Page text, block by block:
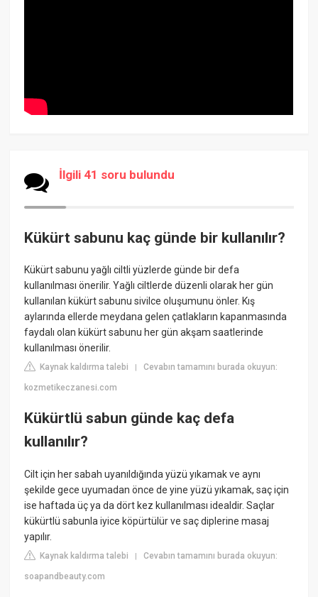
İlgili 41 soru bulundu
Kükürt sabunu kaç günde bir kullanılır?
Kükürt sabunu yağlı ciltli yüzlerde günde bir defa
kullanılması önerilir. Yağlı ciltlerde düzenli olarak her gün
kullanılan kükürt sabunu sivilce oluşumunu önler. Kış
aylarında ellerde meydana gelen çatlakların kapanmasında
faydalı olan kükürt sabunu her gün akşam saatlerinde
kullanılması önerilir.
Kaynak kaldırma talebi |Cevabın tamamını burada okuyun:
kozmetikeczanesi.com
Kükürtlü sabun günde kaç defa
kullanılır?
Cilt için her sabah uyanıldığında yüzü yıkamak ve aynı
şekilde gece uyumadan önce de yine yüzü yıkamak, saç için
ise haftada üç ya da dört kez kullanılması idealdir. Saçlar
kükürtlü sabunla iyice köpürtülür ve saç diplerine masaj
yapılır.
Kaynak kaldırma talebi |Cevabın tamamını burada okuyun:
soapandbeauty.com